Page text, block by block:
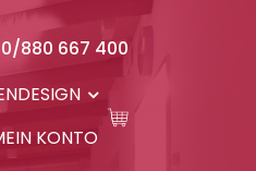
880 667 400
KONTO